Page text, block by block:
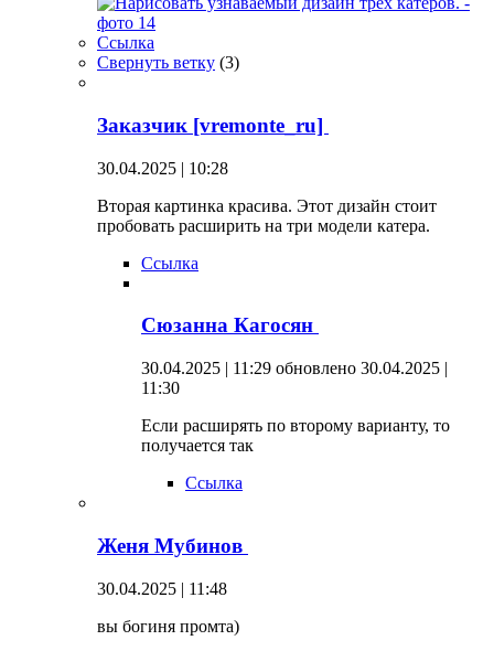
Ссылка
Свернуть ветку (3)
Заказчик [vremonte_ru]
30.04.2025 | 10:28
Вторая картинка красива. Этот дизайн стоит
пробовать расширить на три модели катера.
Ссылка
Сюзанна Кагосян
30.04.2025 | 11:29 обновлено 30.04.2025 |
11:30
Если расширять по второму варианту, то
получается так
Ссылка
Женя Мубинов
30.04.2025 | 11:48
вы богиня промта)